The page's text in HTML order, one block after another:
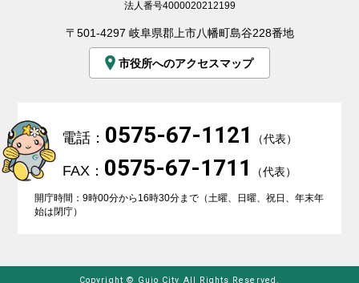
法人番号4000020212199
〒501-4297 岐阜県郡上市八幡町島谷228番地
市役所へのアクセスマップ
電話： 0575-67-1121 （代表）
FAX： 0575-67-1711 （代表）
開庁時間：9時00分から16時30分まで（土曜、日曜、祝日、年末年
始は閉庁）
Copyright © Gujo City All Rights Reserved.